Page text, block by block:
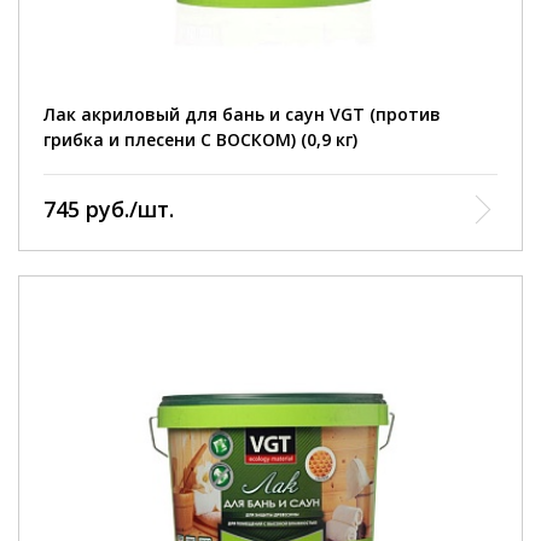
Лак акриловый для бань и саун VGT (против
грибка и плесени С ВОСКОМ) (0,9 кг)
745 руб./шт.
область применения:
для декоративной отделки и защиты деревянных
стен и потолков внутри бань и саун.
0,9 кг; 2,2 кг; 9 кг.
на один слой 100-160 г/м².